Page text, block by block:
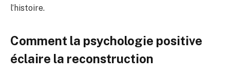
l’histoire.
Comment la psychologie positive
éclaire la reconstruction